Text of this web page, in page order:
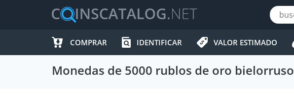
COMPRAR IDENTIFICAR VALOR ESTIMADO
Monedas de 5000 rublos de oro bielorruso